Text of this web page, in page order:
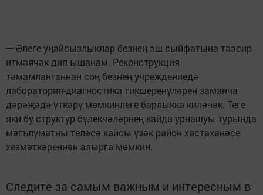
— Әлеге уңайсызлыклар безнең эш сыйфатына тәэсир
итмәячәк дип ышанам. Реконструкция
тәмамланганнан соң безнең учреждениедә
лаборатория-диагностика тикшеренүләрен заманча
дәрәҗәдә үткәрү мөмкинлеге барлыкка киләчәк. Теге
яки бу структур бүлекчәләрнең кайда урнашуы турында
мәгълүматны теләсә кайсы үзәк район хастаханәсе
хезмәткәреннән алырга мөмкин.
Следите за самым важным и интересным в